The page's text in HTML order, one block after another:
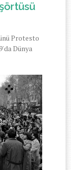
Protesto
Dünya